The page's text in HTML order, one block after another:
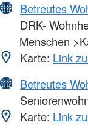
Betreutes
DRK-
Menschen
Karte: Link
Betreutes
Karte: Link